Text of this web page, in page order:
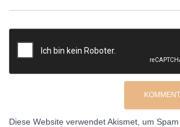
Diese Website verwendet Akismet, um